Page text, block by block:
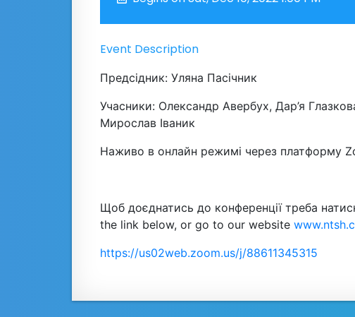
Event Description
Предсідник: Уляна Пасічник
Учасники: Олександр Авербух, Дар’я
Мирослав Іваник
Наживо в онлайн режимі через платформу
Щоб доєднатись до конференції треба
the link below, or go to our website
https://us02web.zoom.us/j/88611345315